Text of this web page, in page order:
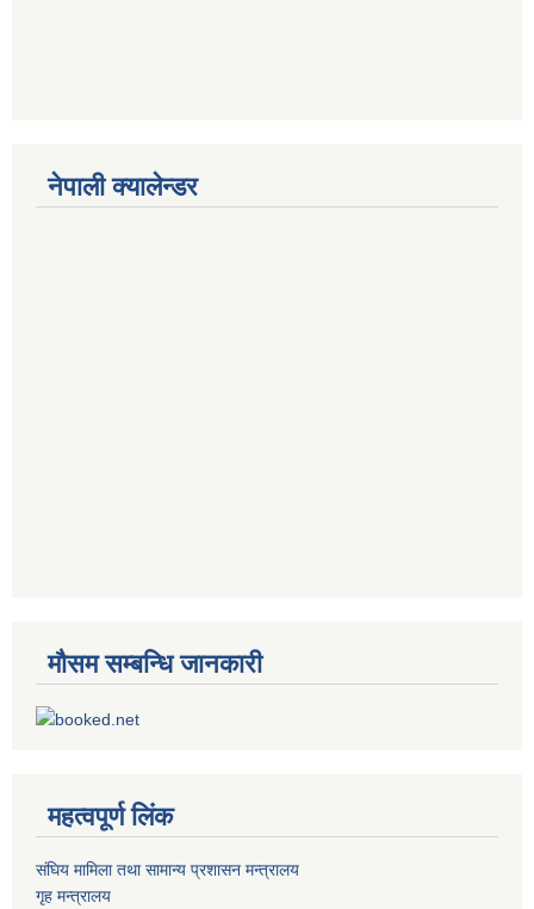
नेपाली क्यालेन्डर
मौसम सम्बन्धि जानकारी
महत्वपूर्ण लिंक
संघिय मामिला तथा सामान्य प्रशासन मन्त्रालय
गृह मन्त्रालय